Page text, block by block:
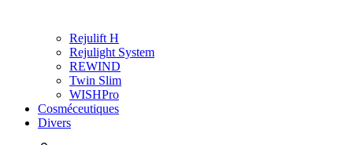
Rejulift H
Rejulight System
REWIND
Twin Slim
WISHPro
Cosméceutiques
Divers